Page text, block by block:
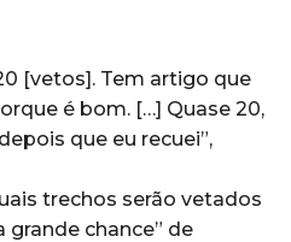
[vetos]. Tem artigo que
é bom. […] Quase 20,
que eu recuei”,
trechos serão vetados
grande chance” de